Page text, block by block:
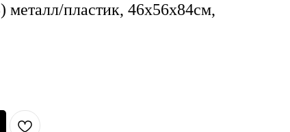
металл/пластик, 46x56x84cм,